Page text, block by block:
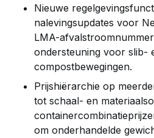
Nieuwe
nalevingsupdates voor
LMA-
ondersteuning voor slib-
compostbewegingen.
Prijshiërarchie op
tot schaal- en
om onderhandelde